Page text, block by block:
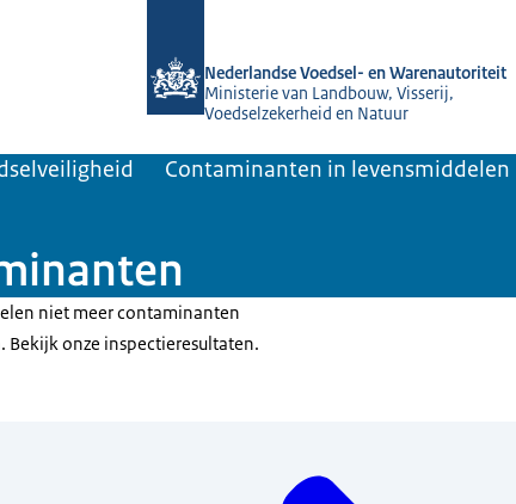
Nederlandse Voedsel- en Warenautoriteit
Ministerie van Landbouw, Visserij,
Voedselzekerheid en Natuur
Contaminanten in levensmiddelen
niet meer contaminanten
onze inspectieresultaten.